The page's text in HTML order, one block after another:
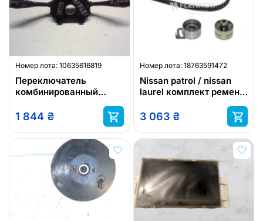
Номер лота: 10635616819
Переключатель
комбинированный
1 844 ₴
Номер лота: 18763591472
Nissan patrol / nissan
laurel комплект ремень
3 063 ₴